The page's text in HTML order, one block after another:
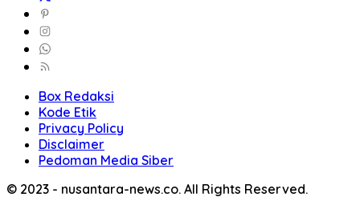
Box Redaksi
Kode Etik
Privacy Policy
Disclaimer
Pedoman Media Siber
© 2023 - nusantara-news.co. All Rights Reserved.